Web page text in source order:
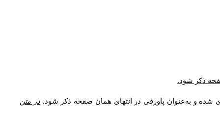
ذکر شود.
شده و به‌عنوان پاورقی در انتهای همان صفحه ذکر شود. در متن